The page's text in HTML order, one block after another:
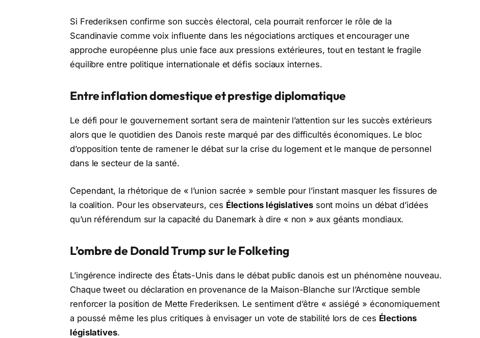
Si Frederiksen confirme son succès électoral, cela pourrait renforcer le rôle de la
Scandinavie comme voix influente dans les négociations arctiques et encourager une
approche européenne plus unie face aux pressions extérieures, tout en testant le fragile
équilibre entre politique internationale et défis sociaux internes.
Entre inflation domestique et prestige diplomatique
Le défi pour le gouvernement sortant sera de maintenir l’attention sur les succès extérieurs
alors que le quotidien des Danois reste marqué par des difficultés économiques. Le bloc
d’opposition tente de ramener le débat sur la crise du logement et le manque de personnel
dans le secteur de la santé.
Cependant, la rhétorique de « l’union sacrée » semble pour l’instant masquer les fissures de
la coalition. Pour les observateurs, ces Élections législativessont moins un débat d’idées
qu’un référendum sur la capacité du Danemark à dire « non » aux géants mondiaux.
L’ombre de Donald Trump sur le Folketing
L’ingérence indirecte des États-Unis dans le débat public danois est un phénomène nouveau.
Chaque tweet ou déclaration en provenance de la Maison-Blanche sur l’Arctique semble
renforcer la position de Mette Frederiksen. Le sentiment d’être « assiégé » économiquement
a poussé même les plus critiques à envisager un vote de stabilité lors de ces Élections
législatives.